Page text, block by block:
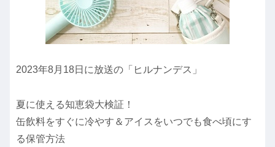
2023年8月18日に放送の「ヒルナンデス」
夏に使える知恵袋大検証！
缶飲料をすぐに冷やす＆アイスをいつでも食べ頃にす
る保管方法